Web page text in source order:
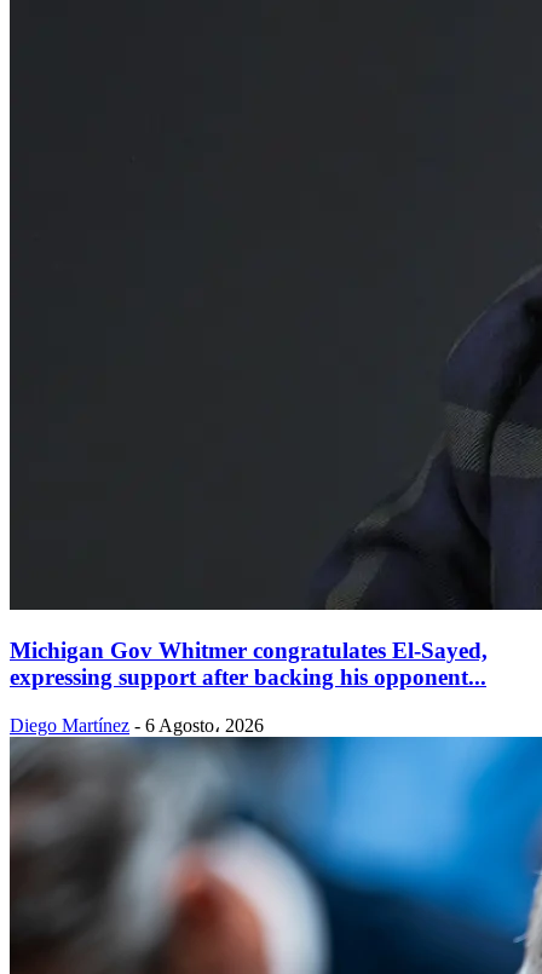
Michigan Gov Whitmer congratulates El-Sayed,
expressing support after backing his opponent...
Diego Martínez - 6 Agosto، 2026